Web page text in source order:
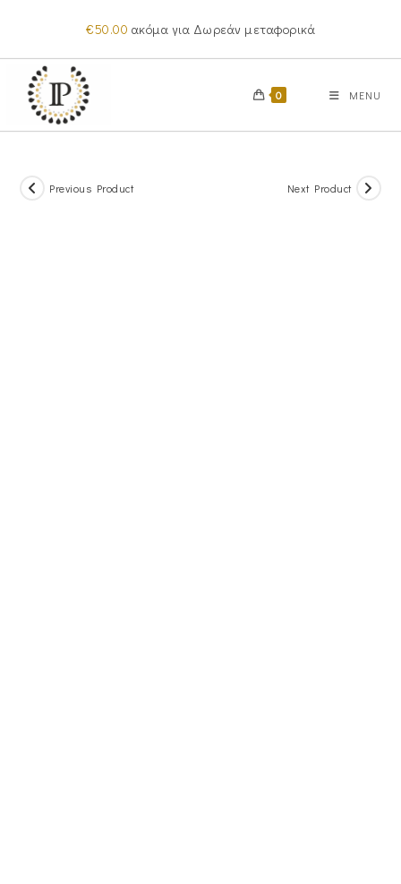
content
€50.00 ακόμα για Δωρεάν μεταφορικά
0 MENU
Previous Product Next Product